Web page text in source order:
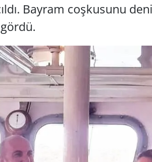
Bay­ram coş­ku­su­nu